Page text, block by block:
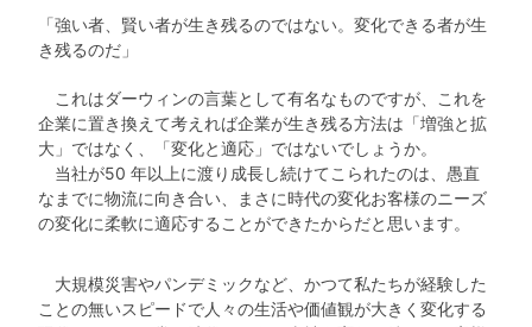
「強い者、賢い者が生き残るのではない。変化できる者が生
き残るのだ」
これはダーウィンの言葉として有名なものですが、これを
企業に置き換えて考えれば企業が生き残る方法は「増強と拡
大」ではなく、「変化と適応」ではないでしょうか。
当社が50 年以上に渡り成長し続けてこられたのは、愚直
なまでに物流に向き合い、まさに時代の変化お客様のニーズ
の変化に柔軟に適応することができたからだと思います。
大規模災害やパンデミックなど、かつて私たちが経験した
ことの無いスピードで人々の生活や価値観が大きく変化する